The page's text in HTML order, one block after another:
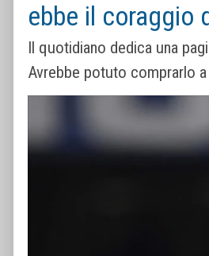
ebbe il coraggio
Il quotidiano dedica una
Avrebbe potuto comprarlo